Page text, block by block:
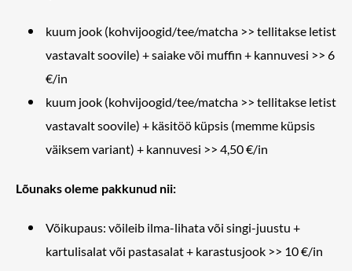
kuum jook (kohvijoogid/tee/matcha >> tellitakse letist
vastavalt soovile) + saiake või muffin + kannuvesi >> 6
€/in
kuum jook (kohvijoogid/tee/matcha >> tellitakse letist
vastavalt soovile) + käsitöö küpsis (memme küpsis
väiksem variant) + kannuvesi >> 4,50 €/in
Lõunaks oleme pakkunud nii:
Võikupaus: võileib ilma-lihata või singi-juustu +
kartulisalat või pastasalat + karastusjook >> 10 €/in